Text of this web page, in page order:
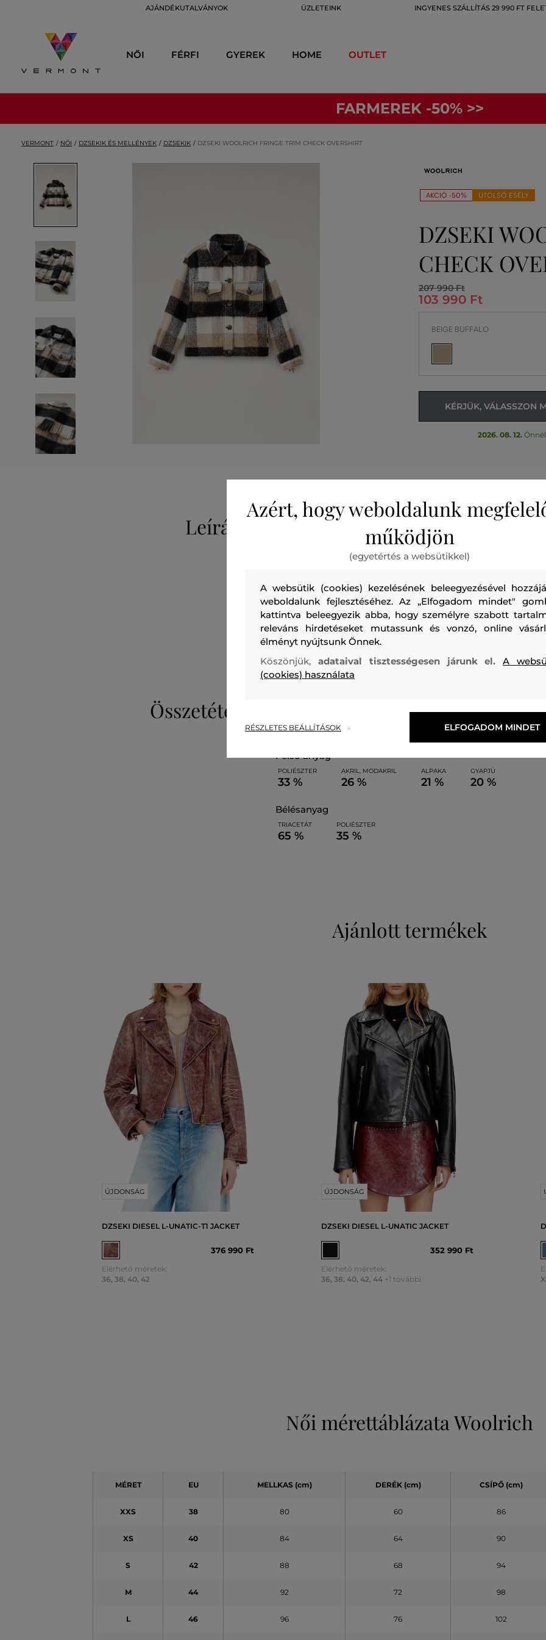
AJÁNDÉKUTALVÁNYOK ÜZLETEINK INGYENES SZÁLLÍTÁS 29 990 FT
NŐI FÉRFI GYEREK HOME OUTLET
FARMEREK -50% >>
VERMONT NŐI DZSEKIK ÉS MELLÉNYEK DZSEKIK DZSEKI WOOLRICH FRINGE TRIM CHECK OVERSHIRT
AKCIÓ -50% UTOLSÓ ESÉLY
DZSEKI
CHECK
207 990 Ft
103 990 Ft
BEIGE BUFFALO
KÉRJÜK, VÁLASSZON
2026. 08. 12. Önnél
Leírás
Adjon megjelenésének egy csipetnyi cowboy-nyugatot a
stílusainak bájával. Ez a puha ingkabát alpaka és gyapjú
kockás mintával, amely az ikonikus Buffalo Check előtt
zsebek praktikusak, a háton és az ujjakon található rojtok
kölcsönöznek a dizájnnak.
Szezon: FW23 Termék kódja 0092FRUT3494-623-WW-
Összetétel
felső anyag
POLIÉSZTER
33 %
AKRIL, MODAKRIL
26 %
ALPAKA
21 %
GYAPJÚ
20 %
bélésanyag
TRIACETÁT
65 %
POLIÉSZTER
35 %
Ajánlott termékek
ÚJDONSÁG
DZSEKI DIESEL L-UNATIC-T1 JACKET
376 990 Ft
Elérhető méretek:
36, 38, 40, 42
ÚJDONSÁG
DZSEKI DIESEL L-UNATIC JACKET
352 990 Ft
Elérhető méretek:
36, 38, 40, 42, 44 +1 további
Női mérettáblázata Woolrich
MÉRET EU MELLKAS (cm) DERÉK (cm) CSÍPŐ (cm)
XXS 38 80 60 86
XS 40 84 64 90
S 42 88 68 94
M 44 92 72 98
L 46 96 76 102
Azért, hogy weboldalunk
működjön
(egyetértés a websütikkel)
A websütik (cookies) kezelésének beleegyezésével
weboldalunk fejlesztéséhez. Az „Elfogadom mindet"
kattintva beleegyezik abba, hogy személyre szabott
releváns hirdetéseket mutassunk és vonzó, online
élményt nyújtsunk Önnek.
Köszönjük, adataival tisztességesen járunk el.A
(cookies) használata
RÉSZLETES BEÁLLÍTÁSOK ELFOGADOM MINDET